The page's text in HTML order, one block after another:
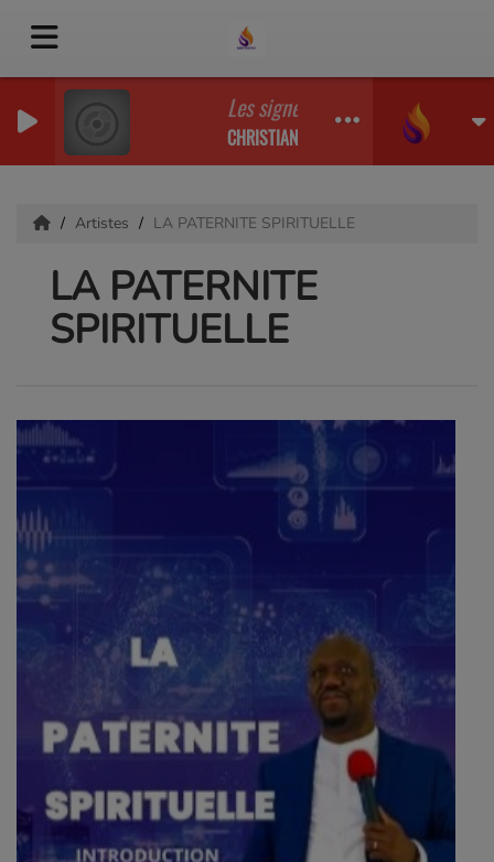
Les signes d'un faux serviteur
CHRISTIAN MAYIKI
Artistes LA PATERNITE SPIRITUELLE
LA PATERNITE
SPIRITUELLE